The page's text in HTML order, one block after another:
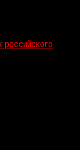
российского